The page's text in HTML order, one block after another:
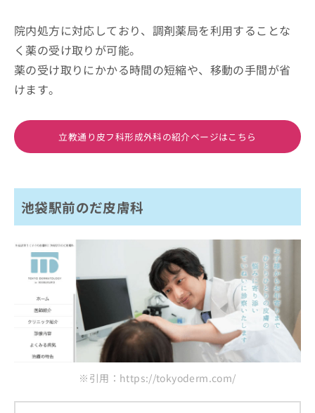
院内処方に対応しており、調剤薬局を利用することな
く薬の受け取りが可能。
薬の受け取りにかかる時間の短縮や、移動の手間が省
けます。
立教通り皮フ科形成外科の紹介ページはこちら
池袋駅前のだ皮膚科
※引用：https://tokyoderm.com/